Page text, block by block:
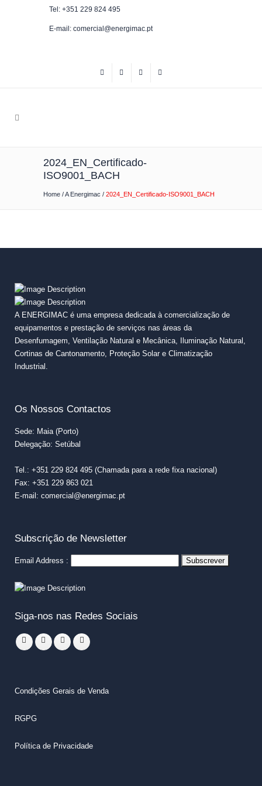
Tel: +351 229 824 495
E-mail: comercial@energimac.pt
2024_EN_Certificado-
ISO9001_BACH
Home /A Energimac / 2024_EN_Certificado-ISO9001_BACH
A ENERGIMAC é uma empresa dedicada à comercialização de
equipamentos e prestação de serviços nas áreas da
Desenfumagem, Ventilação Natural e Mecânica, Iluminação Natural,
Cortinas de Cantonamento, Proteção Solar e Climatização
Industrial.
Os Nossos Contactos
Sede: Maia (Porto)
Delegação: Setúbal
Tel.: +351 229 824 495 (Chamada para a rede fixa nacional)
Fax: +351 229 863 021
E-mail: comercial@energimac.pt
Subscrição de Newsletter
Email Address :
Siga-nos nas Redes Sociais
Condições Gerais de Venda
RGPG
Política de Privacidade